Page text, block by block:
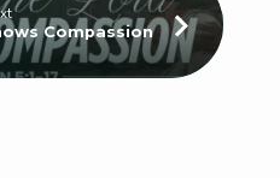
Compassion